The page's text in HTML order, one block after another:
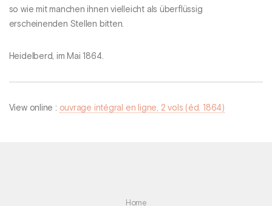
so wie mit manchen ihnen vielleicht als überflüssig
erscheinenden Stellen bitten.
Heidelberd, im Mai 1864.
View online : ouvrage intégral en ligne, 2 vols (éd. 1864)
Home